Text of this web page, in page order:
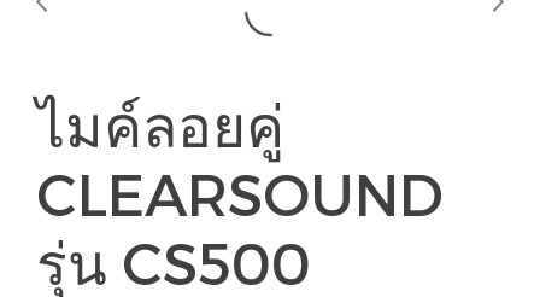
ไมค์ลอยคู่
CLEARSOUND
รุ่น CS500